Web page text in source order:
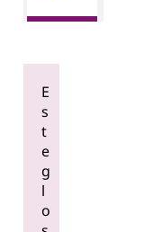
E
s
t
e
g
l
o